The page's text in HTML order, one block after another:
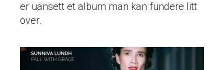
er uansett et album man kan fundere litt
over.